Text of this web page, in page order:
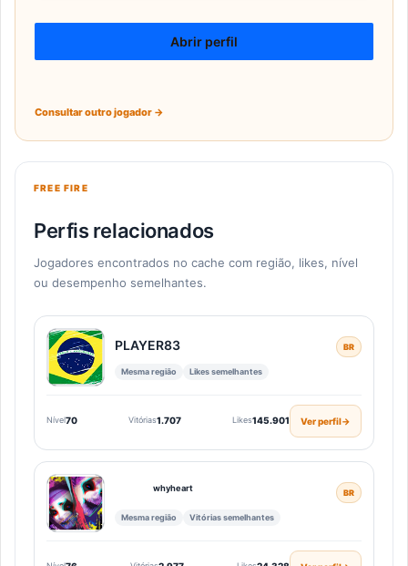
Abrir perfil
Consultar outro jogador →
FREE FIRE
Perfis relacionados
Jogadores encontrados no cache com região, likes, nível
ou desempenho semelhantes.
PLAYERㅤ8З BR
Mesma região Likes semelhantes
Nível70 Vitórias1.707 Likes145.901 Ver perfil→
ﾠ ﾠʷʰʸʰᵉᵃʳᵗ BR
Mesma região Vitórias semelhantes